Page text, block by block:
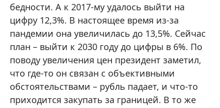
бедности. А к 2017-му удалось выйти на
цифру 12,3%. В настоящее время из-за
пандемии она увеличилась до 13,5%. Сейчас
план – выйти к 2030 году до цифры в 6%. По
поводу увеличения цен президент заметил,
что где-то он связан с объективными
обстоятельствами – рубль падает, и что-то
приходится закупать за границей. В то же